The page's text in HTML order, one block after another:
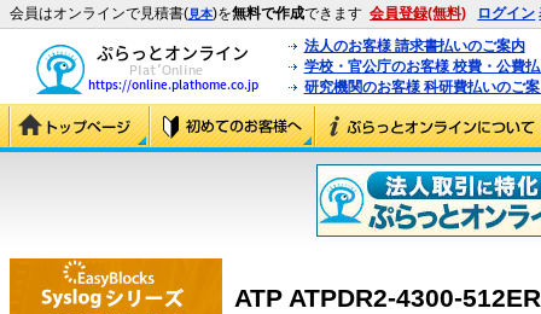
会員はオンラインで見積書(見本)を無料で作成できます 会員登録(無料) ログイン
法人のお客様 請求書払いのご案内
学校・官公庁のお客様 校費・公費
研究機関のお客様 科研費払いのご
ATP ATPDR2-4300-